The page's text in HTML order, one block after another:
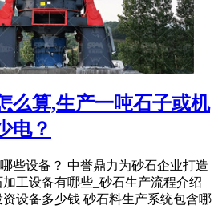
么算,生产一吨石子或机
电？
些设备？ 中誉鼎力为砂石企业打造
工设备有哪些_砂石生产流程介绍
设备多少钱 砂石料生产系统包含哪